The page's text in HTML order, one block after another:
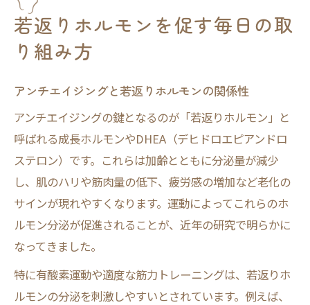
若返りホルモンを促す毎日の取
り組み方
アンチエイジングと若返りホルモンの関係性
アンチエイジングの鍵となるのが「若返りホルモン」と
呼ばれる成長ホルモンやDHEA（デヒドロエピアンドロ
ステロン）です。これらは加齢とともに分泌量が減少
し、肌のハリや筋肉量の低下、疲労感の増加など老化の
サインが現れやすくなります。運動によってこれらのホ
ルモン分泌が促進されることが、近年の研究で明らかに
なってきました。
特に有酸素運動や適度な筋力トレーニングは、若返りホ
ルモンの分泌を刺激しやすいとされています。例えば、